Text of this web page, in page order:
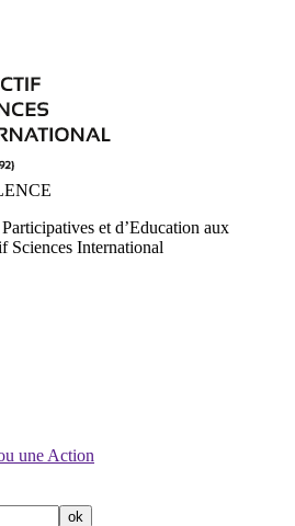
et d’Education aux
Sciences International
une Action